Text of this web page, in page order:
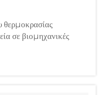
θερμοκρασίας
σε βιομηχανικές
και εμπορικές
διαχείριση είναι
συστήματα